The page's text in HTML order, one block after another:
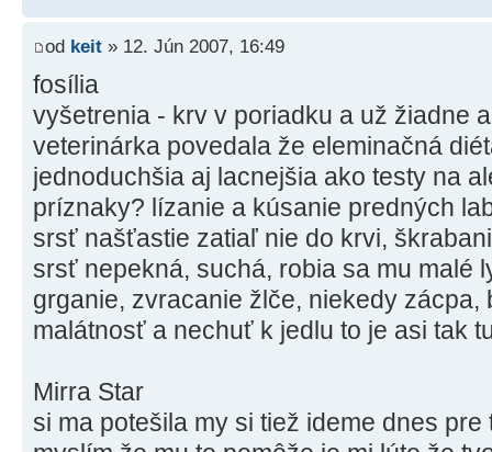
od keit » 12. Jún 2007, 16:49
fosília
vyšetrenia - krv v poriadku a už žiadne
veterinárka povedala že eleminačná
jednoduchšia aj lacnejšia ako testy na
príznaky? lízanie a kúsanie predných
srsť našťastie zatiaľ nie do krvi,
srsť nepekná, suchá, robia sa mu malé
grganie, zvracanie žlče, niekedy zácpa,
malátnosť a nechuť k jedlu to je asi tak
Mirra Star
si ma potešila my si tiež ideme dnes